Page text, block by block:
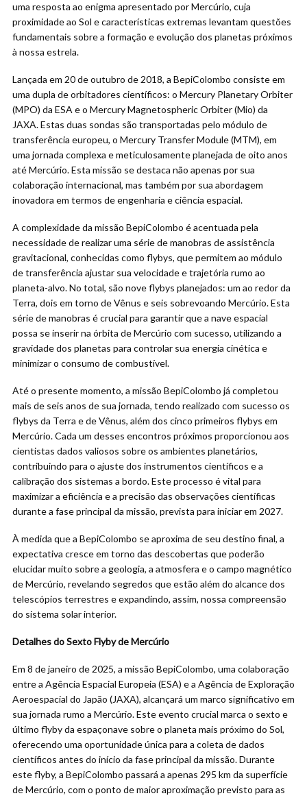
uma resposta ao enigma apresentado por Mercúrio, cuja
proximidade ao Sol e características extremas levantam questões
fundamentais sobre a formação e evolução dos planetas próximos
à nossa estrela.
Lançada em 20 de outubro de 2018, a BepiColombo consiste em
uma dupla de orbitadores científicos: o Mercury Planetary Orbiter
(MPO) da ESA e o Mercury Magnetospheric Orbiter (Mio) da
JAXA. Estas duas sondas são transportadas pelo módulo de
transferência europeu, o Mercury Transfer Module (MTM), em
uma jornada complexa e meticulosamente planejada de oito anos
até Mercúrio. Esta missão se destaca não apenas por sua
colaboração internacional, mas também por sua abordagem
inovadora em termos de engenharia e ciência espacial.
A complexidade da missão BepiColombo é acentuada pela
necessidade de realizar uma série de manobras de assistência
gravitacional, conhecidas como flybys, que permitem ao módulo
de transferência ajustar sua velocidade e trajetória rumo ao
planeta-alvo. No total, são nove flybys planejados: um ao redor da
Terra, dois em torno de Vênus e seis sobrevoando Mercúrio. Esta
série de manobras é crucial para garantir que a nave espacial
possa se inserir na órbita de Mercúrio com sucesso, utilizando a
gravidade dos planetas para controlar sua energia cinética e
minimizar o consumo de combustível.
Até o presente momento, a missão BepiColombo já completou
mais de seis anos de sua jornada, tendo realizado com sucesso os
flybys da Terra e de Vênus, além dos cinco primeiros flybys em
Mercúrio. Cada um desses encontros próximos proporcionou aos
cientistas dados valiosos sobre os ambientes planetários,
contribuindo para o ajuste dos instrumentos científicos e a
calibração dos sistemas a bordo. Este processo é vital para
maximizar a eficiência e a precisão das observações científicas
durante a fase principal da missão, prevista para iniciar em 2027.
À medida que a BepiColombo se aproxima de seu destino final, a
expectativa cresce em torno das descobertas que poderão
elucidar muito sobre a geologia, a atmosfera e o campo magnético
de Mercúrio, revelando segredos que estão além do alcance dos
telescópios terrestres e expandindo, assim, nossa compreensão
do sistema solar interior.
Detalhes do Sexto Flyby de Mercúrio
Em 8 de janeiro de 2025, a missão BepiColombo, uma colaboração
entre a Agência Espacial Europeia (ESA) e a Agência de Exploração
Aeroespacial do Japão (JAXA), alcançará um marco significativo em
sua jornada rumo a Mercúrio. Este evento crucial marca o sexto e
último flyby da espaçonave sobre o planeta mais próximo do Sol,
oferecendo uma oportunidade única para a coleta de dados
científicos antes do início da fase principal da missão. Durante
este flyby, a BepiColombo passará a apenas 295 km da superfície
de Mercúrio, com o ponto de maior aproximação previsto para as